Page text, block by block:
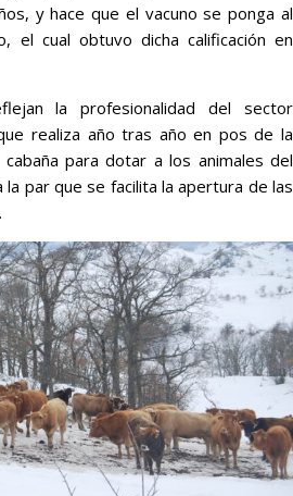
y hace que el vacuno se ponga al
el cual obtuvo dicha calificación en
la profesionalidad del sector
realiza año tras año en pos de la
para dotar a los animales del
par que se facilita la apertura de las